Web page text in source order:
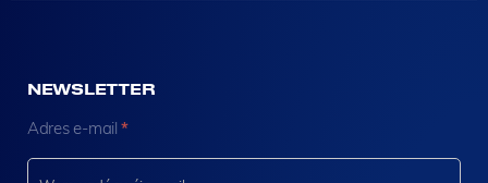
NEWSLETTER
N
w
Adres e-mail*